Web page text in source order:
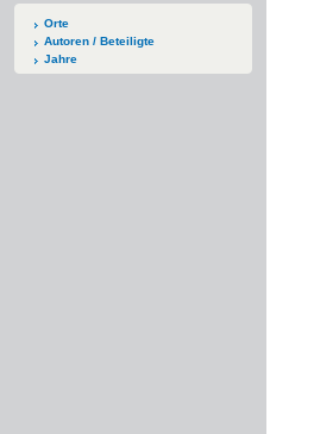
Orte
Autoren / Beteiligte
Jahre